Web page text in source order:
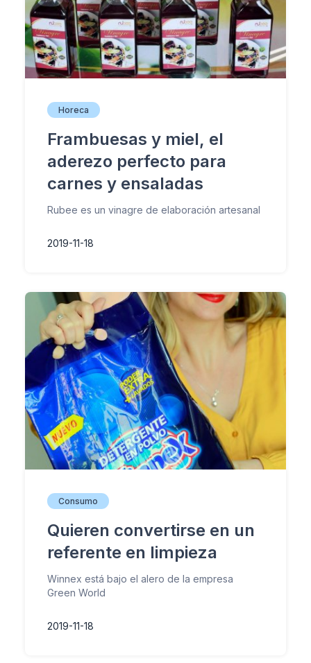
Horeca
Frambuesas y miel, el
aderezo perfecto para
carnes y ensaladas
Rubee es un vinagre de elaboración artesanal
2019-11-18
Consumo
Quieren convertirse en un
referente en limpieza
Winnex está bajo el alero de la empresa
Green World
2019-11-18